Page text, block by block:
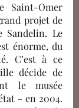
Saint-Omer
projet de
Sandelin. Le
énorme, du
C’est à ce
décide de
le musée
- en 2004.